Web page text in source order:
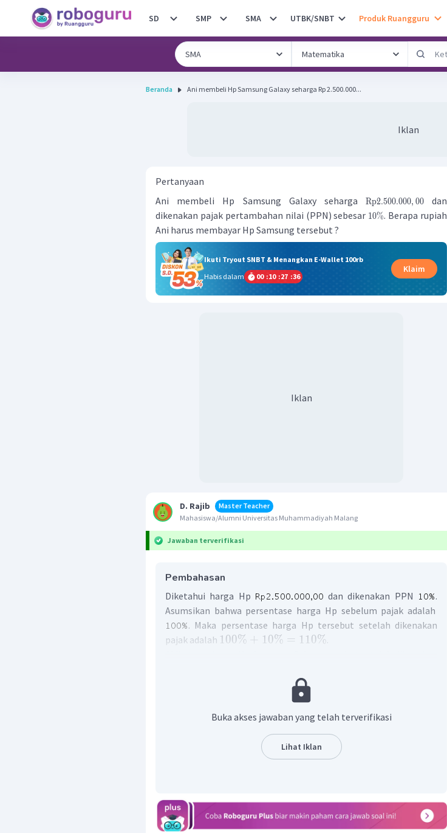
SD SMP SMA UTBK/SNBT Produk Ruangguru
Beranda Ani membeli Hp Samsung Galaxy seharga Rp 2.500.000...
Iklan
Pertanyaan
Ani membeli Hp Samsung Galaxy sehargaRp2.500.000, 00dan
dikenakan pajak pertambahan nilai (PPN) sebesar 10%. Berapa rupiah
Ani harus membayar Hp Samsung tersebut ?
Ikuti Tryout SNBT & Menangkan E-Wallet 100rb
Habis dalam
00 :10 :27 :35
Klaim
Iklan
D. Rajib
Master Teacher
Mahasiswa/Alumni Universitas Muhammadiyah Malang
Jawaban terverifikasi
Pembahasan
Diketahui harga Hp dan dikenakan PPN
.
Asumsikan bahwa persentase harga Hp sebelum pajak adalah
. Maka persentase harga Hp tersebut setelah dikenakan
pajak adalah 100% + 10% = 110%.
Buka akses jawaban yang telah terverifikasi
Lihat Iklan